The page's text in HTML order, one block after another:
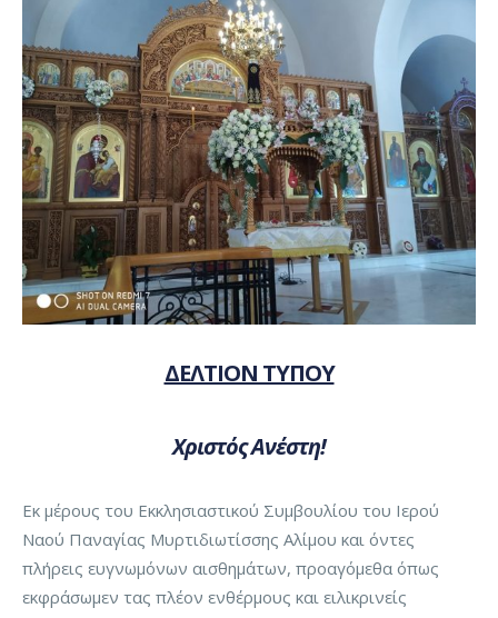
ΔΕΛΤΙΟΝ ΤΥΠΟΥ
Χριστός Ανέστη!
Εκ μέρους του Εκκλησιαστικού Συμβουλίου του Ιερού
Ναού Παναγίας Μυρτιδιωτίσσης Αλίμου και όντες
πλήρεις ευγνωμόνων αισθημάτων, προαγόμεθα όπως
εκφράσωμεν τας πλέον ενθέρμους και ειλικρινείς